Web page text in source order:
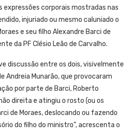
expressões corporais mostradas nas
injuriado ou mesmo caluniado o
e seu filho Alexandre Barci de
da PF Clésio Leão de Carvalho.
discussão entre os dois, visivelmente
Andreia Munarão, que provocaram
por parte de Barci, Roberto
direita e atingiu o rosto (ou os
de Moraes, deslocando ou fazendo
do filho do ministro”, acrescenta o